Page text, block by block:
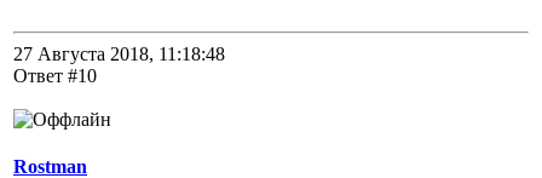
27 Августа 2018, 11:18:48
Ответ #10
Rostman